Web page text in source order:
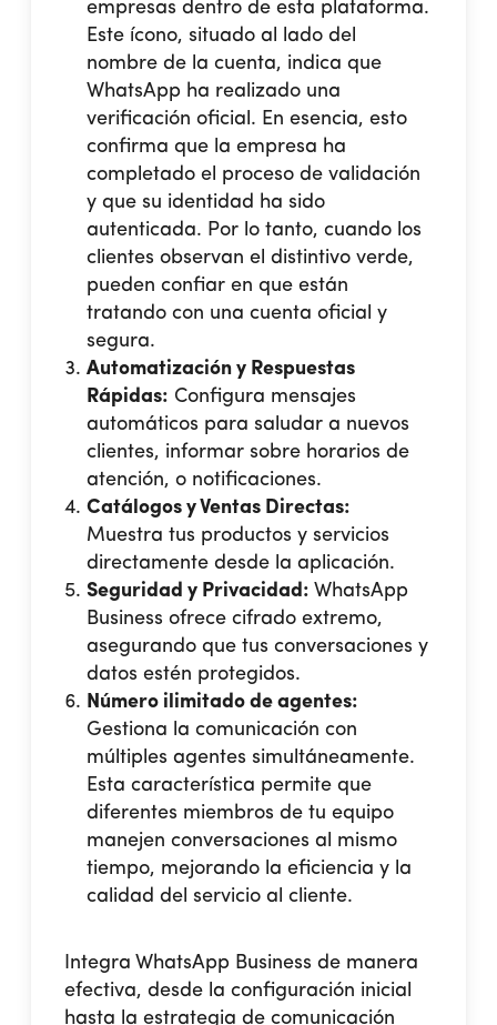
empresas dentro de esta plataforma.
Este ícono, situado al lado del
nombre de la cuenta, indica que
WhatsApp ha realizado una
verificación oficial. En esencia, esto
confirma que la empresa ha
completado el proceso de validación
y que su identidad ha sido
autenticada. Por lo tanto, cuando los
clientes observan el distintivo verde,
pueden confiar en que están
tratando con una cuenta oficial y
segura.
Automatización y Respuestas
Rápidas: Configura mensajes
automáticos para saludar a nuevos
clientes, informar sobre horarios de
atención, o notificaciones.
Catálogos y Ventas Directas:
Muestra tus productos y servicios
directamente desde la aplicación.
Seguridad y Privacidad: WhatsApp
Business ofrece cifrado extremo,
asegurando que tus conversaciones y
datos estén protegidos.
Número ilimitado de agentes:
Gestiona la comunicación con
múltiples agentes simultáneamente.
Esta característica permite que
diferentes miembros de tu equipo
manejen conversaciones al mismo
tiempo, mejorando la eficiencia y la
calidad del servicio al cliente.
Integra WhatsApp Business de manera
efectiva, desde la configuración inicial
hasta la estrategia de comunicación